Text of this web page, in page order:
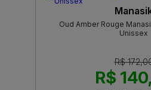
Oud Amber Rouge
Unissex
R$
R$